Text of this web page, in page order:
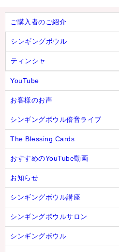
ご購入者のご紹介
シンギングボウル
ティンシャ
YouTube
お客様のお声
シンギングボウル倍音ライブ
The Blessing Cards
おすすめのYouTube動画
お知らせ
シンギングボウル講座
シンギングボウルサロン
シンギングボウル